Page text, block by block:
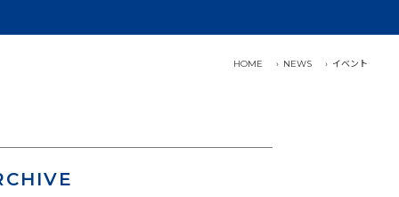
HOME NEWS イベント